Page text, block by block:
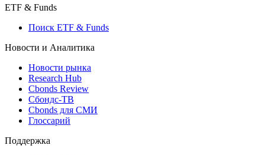
ETF & Funds
Поиск ETF & Funds
Новости и Аналитика
Новости рынка
Research Hub
Cbonds Review
Сбондс-ТВ
Cbonds для СМИ
Глоссарий
Поддержка